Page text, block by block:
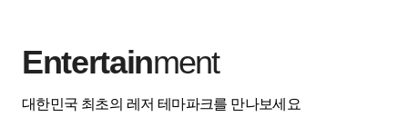
Entertainment
대한민국 최초의 레저 테마파크를 만나보세요